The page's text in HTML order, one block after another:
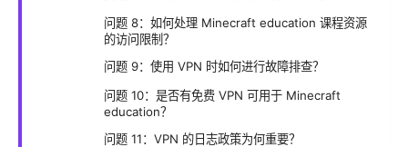
问题 8：如何处理 Minecraft education 课程资源
的访问限制？
问题 9：使用 VPN 时如何进行故障排查？
问题 10：是否有免费 VPN 可用于 Minecraft
education？
问题 11：VPN 的日志政策为何重要？